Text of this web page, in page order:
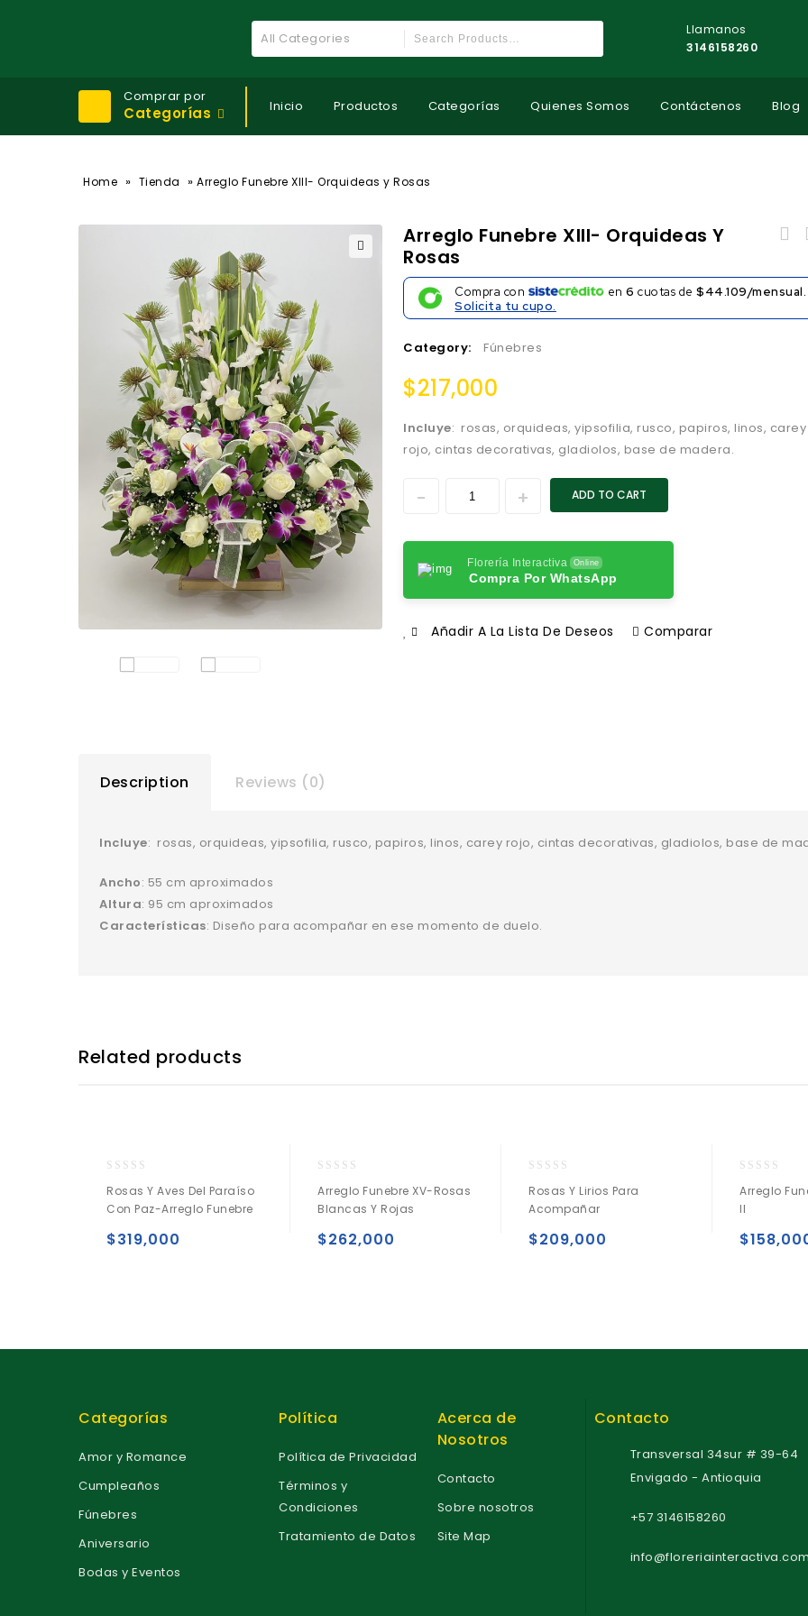
All Categories
Llamanos
3146158260
Comprar por
Categorías Inicio Productos Categorías Quienes Somos Contáctenos Blog
Home » Tienda » Arreglo Funebre XIII- Orquideas y Rosas
Arreglo Funebre XIII- Orquideas Y
Rosas
Compra con en6 cuotas de$44.109/mensual.
Solicita tu cupo.
Category: Fúnebres
$217,000
Incluye: rosas, orquideas, yipsofilia, rusco, papiros, linos, carey
rojo, cintas decorativas, gladiolos, base de madera.
ADD TO CART
Florería Interactiva Online
Compra Por WhatsApp
Añadir A La Lista De Deseos Comparar
Description Reviews (0)
Incluye: rosas, orquideas, yipsofilia, rusco, papiros, linos, carey rojo, cintas decorativas, gladiolos, base de
Ancho: 55 cm aproximados
Altura: 95 cm aproximados
Características: Diseño para acompañar en ese momento de duelo.
Related products
o
u
o
Rosas Y Aves Del Paraíso
Con Paz-Arreglo Funebre
$319,000
o
u
o
Arreglo Funebre XV-Rosas
Blancas Y Rojas
$262,000
o
u
o
Rosas Y Lirios Para
Acompañar
$209,000
o
u
o
Arreglo
II
$
Categorías
Amor y Romance
Cumpleaños
Fúnebres
Aniversario
Bodas y Eventos
Política
Política de Privacidad
Términos y
Condiciones
Tratamiento de Datos
Acerca de
Nosotros
Contacto
Sobre nosotros
Site Map
Contacto
Transversal 34sur # 39-64
Envigado - Antioquia
+57 3146158260
info@floreriainteractiva.com